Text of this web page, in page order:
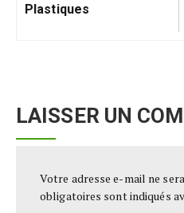
Plastiques
LAISSER UN
Votre adresse e-mail ne
obligatoires sont indiqués